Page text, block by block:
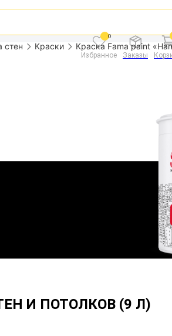
0
Избранное Заказы
стен Краски Краска Fama paint
И ПОТОЛКОВ (9 Л)